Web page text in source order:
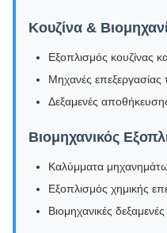
Κουζίνα &
Εξοπλισμός κουζίνας
Μηχανές επεξεργασίας
Δεξαμενές αποθήκευσης
Βιομηχανικός
Καλύμματα
Εξοπλισμός χημικής
Βιομηχανικές